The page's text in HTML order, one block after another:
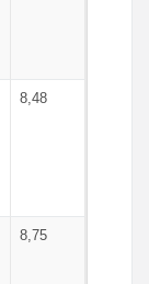
8,48
8,75